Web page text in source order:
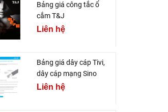
Bảng giá công tắc ổ
cắm T&J
Liên hệ
Bảng giá dây cáp Tivi,
dây cáp mạng Sino
Liên hệ